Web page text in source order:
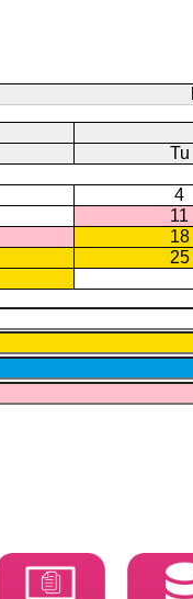
Tu
4
11
18
25